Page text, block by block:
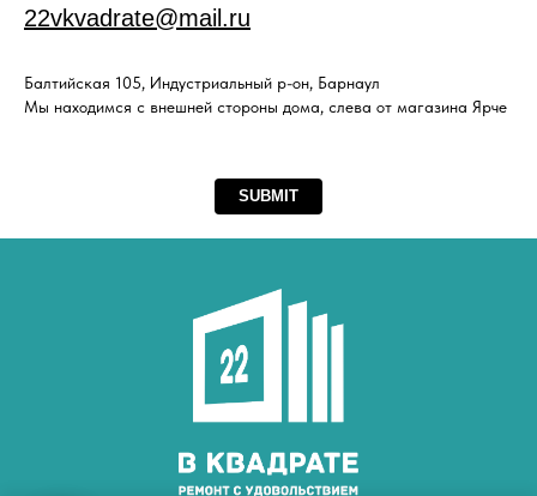
22vkvadrate@mail.ru
Балтийская 105, Индустриальный р-он, Барнаул
Мы находимся с внешней стороны дома, слева от магазина Ярче
SUBMIT